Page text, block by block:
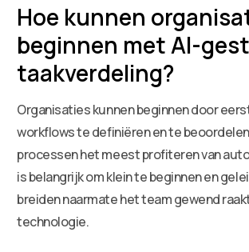
Hoe kunnen
beginnen met AI-
taakverdeling?
Organisaties kunnen beginnen door
workflows te definiëren en te
processen het meest profiteren van
is belangrijk om klein te beginnen en
breiden naarmate het team gewend
technologie.